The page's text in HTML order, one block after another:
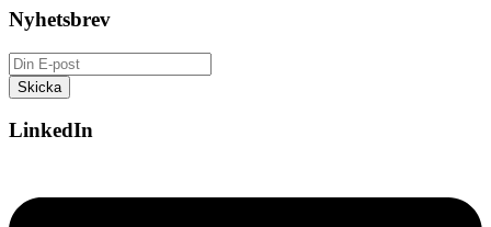
Nyhetsbrev
LinkedIn